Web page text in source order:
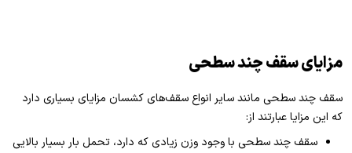
مزایای سقف چند سطحی
سقف چند سطحی مانند سایر انواع سقف‌های کشسان مزایای بسیاری دارد
که این مزایا عبارتند از:
سقف چند سطحی با وجود وزن زیادی که دارد، تحمل بار بسیار بالایی